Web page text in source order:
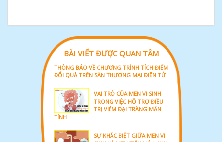
BÀI VIẾT ĐƯỢC QUAN TÂM
THÔNG BÁO VỀ CHƯƠNG TRÌNH TÍCH ĐIỂM
ĐỔI QUÀ TRÊN SÀN THƯƠNG MẠI ĐIỆN TỬ
VAI TRÒ CỦA MEN VI SINH
TRONG VIỆC HỖ TRỢ ĐIỀU
TRỊ VIÊM ĐẠI TRÀNG MÃN
TÍNH
SỰ KHÁC BIỆT GIỮA MEN VI